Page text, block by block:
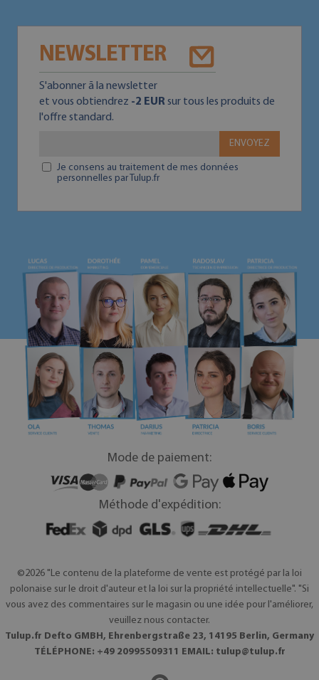
NEWSLETTER
S'abonner ā la newsletter
et vous obtiendrez -2 EUR sur tous les produits de
l'offre standard.
ENVOYEZ
Je consens au traitement de mes données
personnelles par Tulup.fr
Mode de paiement:
Méthode d'expédition:
©2026 "Le contenu de la plateforme de vente est protégé par la loi
polonaise sur le droit d'auteur et la loi sur la propriété intellectuelle". "Si
vous avez des commentaires sur le magasin ou une idée pour l'améliorer,
veuillez nous contacter.
Tulup.fr Defto GMBH, Ehrenbergstraße 23, 14195 Berlin, Germany
TÉLÉPHONE: +49 20995509311 EMAIL: tulup@tulup.fr